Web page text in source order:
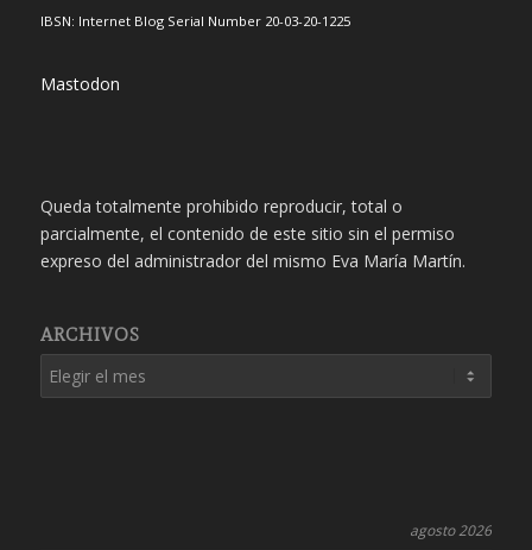
IBSN: Internet Blog Serial Number 20-03-20-1225
Mastodon
Queda totalmente prohibido reproducir, total o
parcialmente, el contenido de este sitio sin el permiso
expreso del administrador del mismo Eva María Martín.
ARCHIVOS
agosto 2026